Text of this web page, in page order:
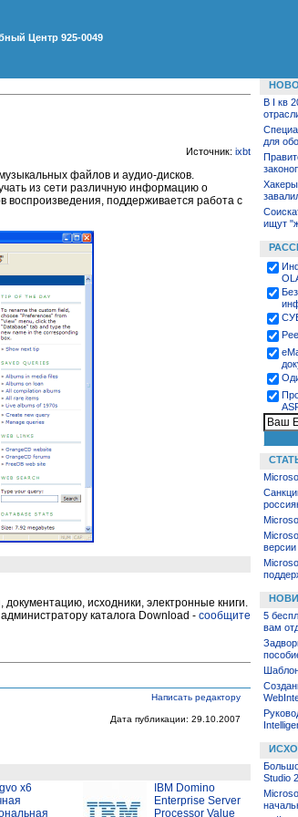
Центр 925-0049
Источник: ixbt
файлов и аудио-дисков.
из сети различную информацию о
воспроизведения, поддерживается работа с
исходники, электронные книги.
каталога Download - сообщите
Написать редактору
Дата публикации: 29.10.2007
x6
IBM Domino
Enterprise Server
Processor Value
В I кв
для
ищут
5
вам
Studio